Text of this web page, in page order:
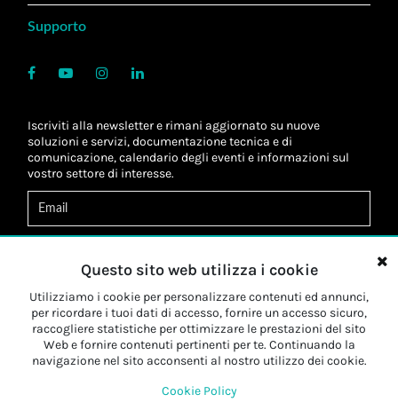
Supporto
Iscriviti alla newsletter e rimani aggiornato su nuove
soluzioni e servizi, documentazione tecnica e di
comunicazione, calendario degli eventi e informazioni sul
vostro settore di interesse.
Letta l'informativa, autorizzo altrattamento dei miei dati
personali*
Letta l'informativa, autorizzo al trattamento dei miei dati
personali a fini dimarketing*
Iscriviti
Questo sito web utilizza i cookie
Utilizziamo i cookie per personalizzare contenuti ed annunci,
per ricordare i tuoi dati di accesso, fornire un accesso sicuro,
raccogliere statistiche per ottimizzare le prestazioni del sito
Web e fornire contenuti pertinenti per te. Continuando la
navigazione nel sito acconsenti al nostro utilizzo dei cookie.
Cookie Policy